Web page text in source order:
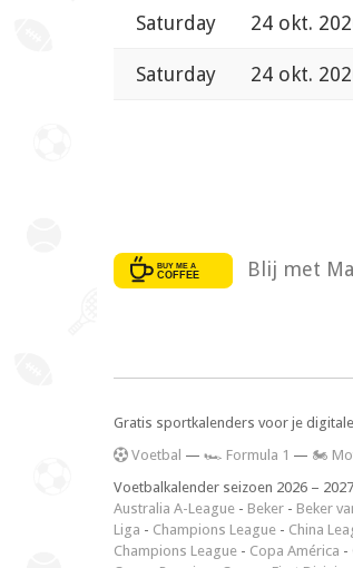
Saturday 24 okt.
Saturday 24 okt.
Blij met
Gratis sportkalenders voor je
Voetbal — 🏎️ Formula 1 — 🏍
Voetbalkalender seizoen 2026 –
Australia A-League - Beker - Beker
Liga - Champions League - China
Champions League - Copa América -